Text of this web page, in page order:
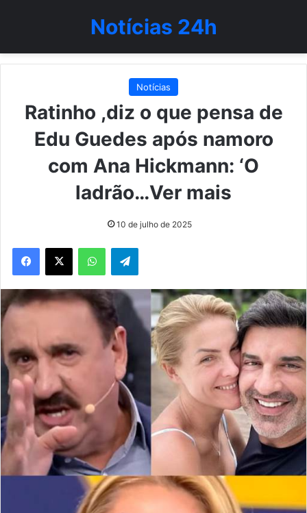
Notícias 24h
Notícias
Ratinho ,diz o que pensa de
Edu Guedes após namoro
com Ana Hickmann: ‘O
ladrão…Ver mais
10 de julho de 2025
WhatsAppTelegram